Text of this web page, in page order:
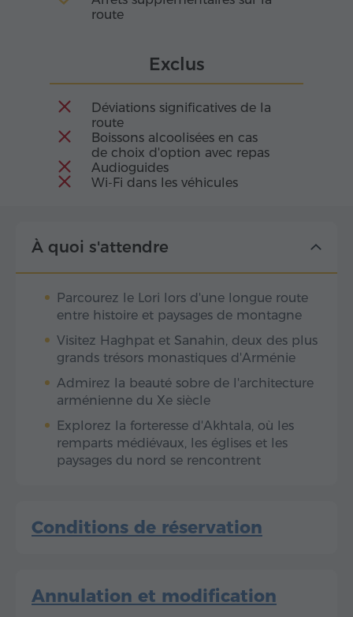
route
Exclus
Déviations significatives de la
route
Boissons alcoolisées en cas
de choix d'option avec repas
Audioguides
Wi-Fi dans les véhicules
À quoi s'attendre
Parcourez le Lori lors d'une longue route
entre histoire et paysages de montagne
Visitez Haghpat et Sanahin, deux des plus
grands trésors monastiques d'Arménie
Admirez la beauté sobre de l'architecture
arménienne du Xe siècle
Explorez la forteresse d'Akhtala, où les
remparts médiévaux, les églises et les
paysages du nord se rencontrent
Conditions de réservation
Annulation et modification